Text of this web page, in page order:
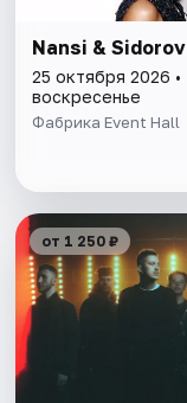
Nansi & Sidorov
25 октября 2026 •
воскресенье
Фабрика Event Hall
от 1 250 ₽